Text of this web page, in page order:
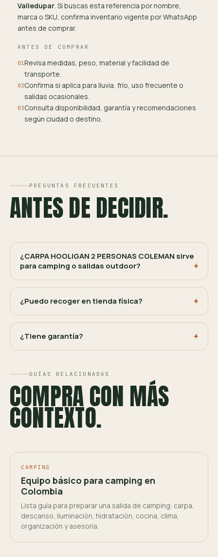
Valledupar. Si buscas esta referencia por nombre,
marca o SKU, confirma inventario vigente por WhatsApp
antes de comprar.
ANTES DE COMPRAR
01Revisa medidas, peso, material y facilidad de
transporte.
02Confirma si aplica para lluvia, frío, uso frecuente o
salidas ocasionales.
03Consulta disponibilidad, garantía y recomendaciones
según ciudad o destino.
PREGUNTAS FRECUENTES
ANTES DE DECIDIR.
¿CARPA HOOLIGAN 2 PERSONAS COLEMAN sirve
para camping o salidas outdoor?
¿Puedo recoger en tienda física?
¿Tiene garantía?
GUÍAS RELACIONADAS
COMPRA CON MÁS
CONTEXTO.
CAMPING
Equipo básico para camping en
Colombia
Lista guía para preparar una salida de camping: carpa,
descanso, iluminación, hidratación, cocina, clima,
organización y asesoría.